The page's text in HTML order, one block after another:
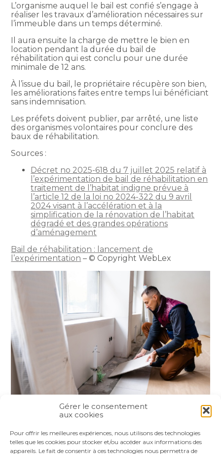
Gérer le consentement
aux cookies
Pour offrir les meilleures expériences, nous utilisons des technologies
telles que les cookies pour stocker et/ou accéder aux informations des
appareils. Le fait de consentir à ces technologies nous permettra de
L’organisme auquel le bail est confié s’engage à
réaliser les travaux d’amélioration nécessaires sur
l’immeuble dans un temps déterminé.
Il aura ensuite la charge de mettre le bien en
location pendant la durée du bail de
réhabilitation qui est conclu pour une durée
minimale de 12 ans.
À l’issue du bail, le propriétaire récupère son bien,
les améliorations faites entre temps lui bénéficiant
sans indemnisation.
Les préfets doivent publier, par arrêté, une liste
des organismes volontaires pour conclure des
baux de réhabilitation.
Sources :
Décret no 2025-618 du 7 juillet 2025 relatif à
l’expérimentation de bail de réhabilitation en
traitement de l’habitat indigne prévue à
l’article 12 de la loi no 2024-322 du 9 avril
2024 visant à l’accélération et à la
simplification de la rénovation de l’habitat
dégradé et des grandes opérations
d’aménagement
Bail de réhabilitation : lancement de
l’expérimentation – © Copyright WebLex